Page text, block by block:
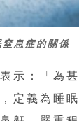
息症的關係
示：「為
定義為睡